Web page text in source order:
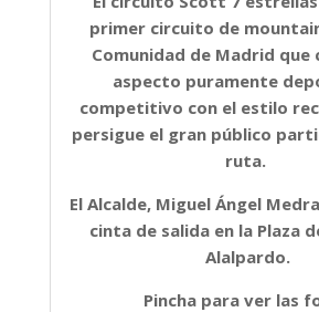
primer circuito de
Comunidad de Madrid que
aspecto puramente
competitivo con el estilo
persigue el gran público
ruta.
El Alcalde, Miguel Ángel
cinta de salida en la Plaza
Alalpardo.
Pincha para ver las